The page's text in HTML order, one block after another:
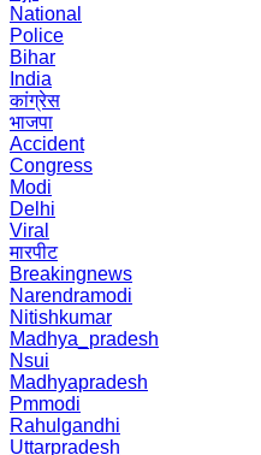
National
Police
Bihar
India
कांग्रेस
भाजपा
Accident
Congress
Modi
Delhi
Viral
मारपीट
Breakingnews
Narendramodi
Nitishkumar
Madhya_pradesh
Nsui
Madhyapradesh
Pmmodi
Rahulgandhi
Uttarpradesh